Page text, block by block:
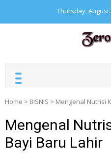
content
Thursday, August
Home > BISNIS > Mengenal Nutrisi
Mengenal
Bayi Baru Lahir